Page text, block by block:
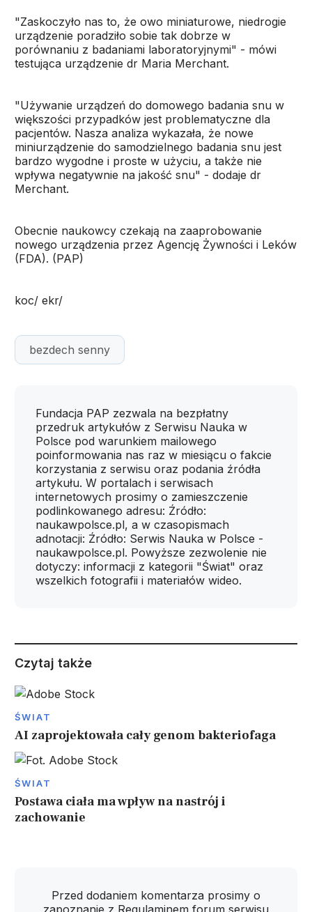
"Zaskoczyło nas to, że owo miniaturowe, niedrogie
urządzenie poradziło sobie tak dobrze w
porównaniu z badaniami laboratoryjnymi" - mówi
testująca urządzenie dr Maria Merchant.
"Używanie urządzeń do domowego badania snu w
większości przypadków jest problematyczne dla
pacjentów. Nasza analiza wykazała, że nowe
miniurządzenie do samodzielnego badania snu jest
bardzo wygodne i proste w użyciu, a także nie
wpływa negatywnie na jakość snu" - dodaje dr
Merchant.
Obecnie naukowcy czekają na zaaprobowanie
nowego urządzenia przez Agencję Żywności i Leków
(FDA). (PAP)
koc/ ekr/
bezdech senny
Fundacja PAP zezwala na bezpłatny
przedruk artykułów z Serwisu Nauka w
Polsce pod warunkiem mailowego
poinformowania nas raz w miesiącu o fakcie
korzystania z serwisu oraz podania źródła
artykułu. W portalach i serwisach
internetowych prosimy o zamieszczenie
podlinkowanego adresu: Źródło:
naukawpolsce.pl, a w czasopismach
adnotacji: Źródło: Serwis Nauka w Polsce -
naukawpolsce.pl. Powyższe zezwolenie nie
dotyczy: informacji z kategorii "Świat" oraz
wszelkich fotografii i materiałów wideo.
Czytaj także
ŚWIAT
AI zaprojektowała cały genom bakteriofaga
ŚWIAT
Postawa ciała ma wpływ na nastrój i
zachowanie
Przed dodaniem komentarza prosimy o
zapoznanie z Regulaminem forum serwisu